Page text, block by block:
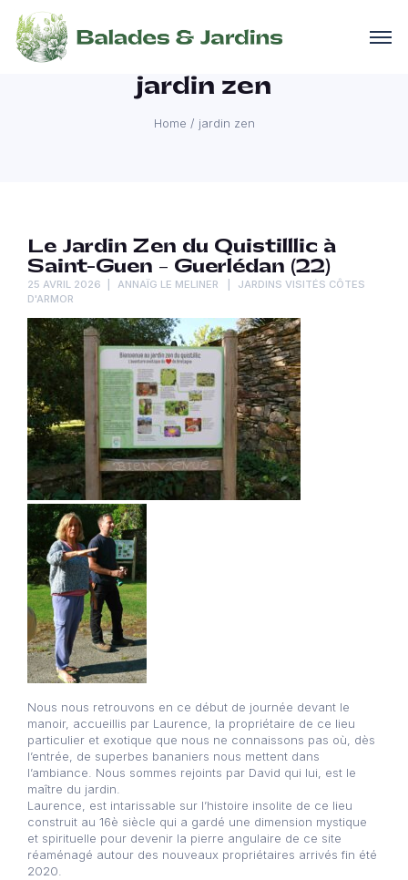
jardin zen
Home / jardin zen
Le Jardin Zen du Quistilllic à
Saint-Guen – Guerlédan (22)
25 AVRIL 2026 ANNAÏG LE MELINER
JARDINS VISITÉS CÔTES
D'ARMOR
Nous nous retrouvons en ce début de journée devant le
manoir, accueillis par Laurence, la propriétaire de ce lieu
particulier et exotique que nous ne connaissons pas où, dès
l’entrée, de superbes bananiers nous mettent dans
l’ambiance. Nous sommes rejoints par David qui lui, est le
maître du jardin.
Laurence, est intarissable sur l’histoire insolite de ce lieu
construit au 16è siècle qui a gardé une dimension mystique
et spirituelle pour devenir la pierre angulaire de ce site
réaménagé autour des nouveaux propriétaires arrivés fin été
2020.